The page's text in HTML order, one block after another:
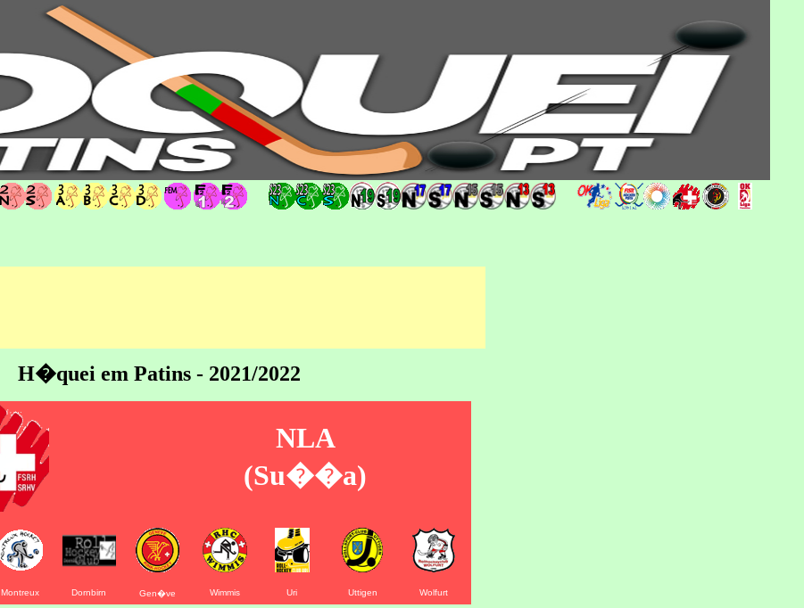
H�quei em Patins - 2021/2022
NLA
(Su��a)
Montreux Dornbirn Gen�ve Wimmis Uri Uttigen Wolfurt